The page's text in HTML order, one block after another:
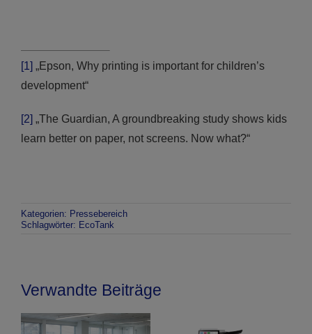
[1] „Epson, Why printing is important for children’s
development“
[2] „The Guardian, A groundbreaking study shows kids
learn better on paper, not screens. Now what?“
Kategorien: Pressebereich
Schlagwörter: EcoTank
Verwandte Beiträge